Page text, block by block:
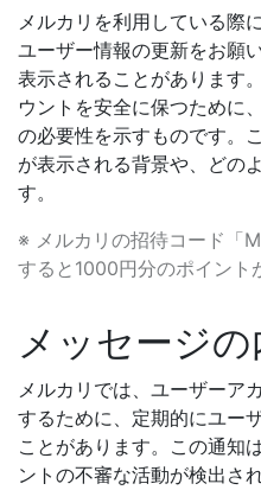
メルカリを利用している際
ユーザー情報の更新をお願
表示されることがあります
ウントを安全に保つために
の必要性を示すものです。
が表示される背景や、どの
す。
※ メルカリの招待コード「
すると1000円分のポイント
メッセージ
メルカリでは、ユーザーア
するために、定期的にユー
ことがあります。この通知
ントの不審な活動が検出さ